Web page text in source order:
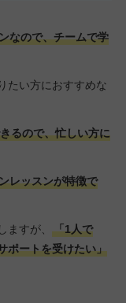
なので、チームで学
たい方におすすめな
るので、忙しい方に
レッスンが特徴で
ますが、
「1人で
ポートを受けたい」